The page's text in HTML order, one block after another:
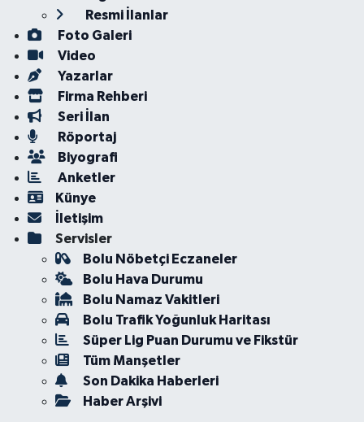
Resmi İlanlar
Foto Galeri
Video
Yazarlar
Firma Rehberi
Seri İlan
Röportaj
Biyografi
Anketler
Künye
İletişim
Servisler
Bolu Nöbetçi Eczaneler
Bolu Hava Durumu
Bolu Namaz Vakitleri
Bolu Trafik Yoğunluk Haritası
Süper Lig Puan Durumu ve Fikstür
Tüm Manşetler
Son Dakika Haberleri
Haber Arşivi